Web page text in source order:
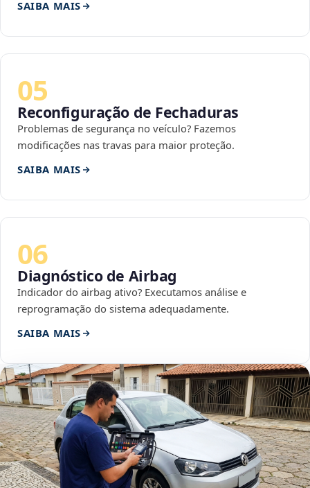
SAIBA MAIS
05
Reconfiguração de Fechaduras
Problemas de segurança no veículo? Fazemos
modificações nas travas para maior proteção.
SAIBA MAIS
06
Diagnóstico de Airbag
Indicador do airbag ativo? Executamos análise e
reprogramação do sistema adequadamente.
SAIBA MAIS